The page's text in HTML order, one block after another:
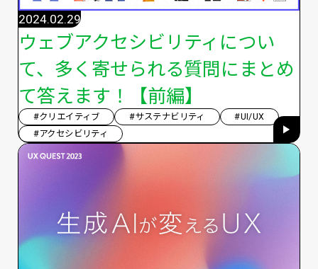
ウェブアクセシビリティについ
て、多く寄せられる質問にまとめ
て答えます！【前編】
2024.02.29
#クリエイティブ #サステナビリティ
#UI/UX
#アクセシビリティ